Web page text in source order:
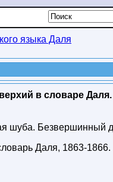
языка Даля
в словаре Даля.
шуба. Безвершинный
Даля, 1863-1866.